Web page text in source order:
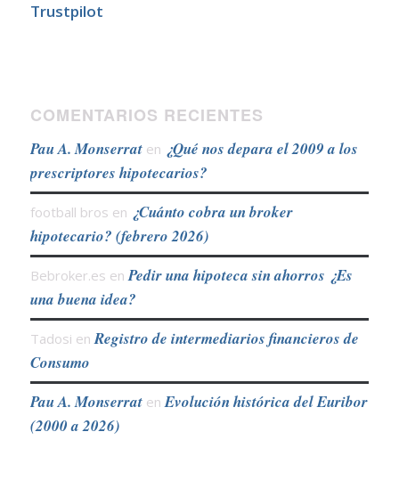
Trustpilot
COMENTARIOS RECIENTES
Pau A. Monserraten ¿Qué nos depara el 2009 a los
prescriptores hipotecarios?
football bros en ¿Cuánto cobra un broker
hipotecario? (febrero 2026)
Bebroker.es enPedir una hipoteca sin ahorros ¿Es
una buena idea?
Tadosi enRegistro de intermediarios financieros de
Consumo
Pau A. MonserratenEvolución histórica del Euribor
(2000 a 2026)